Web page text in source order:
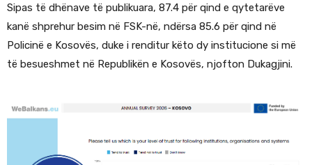
Sipas të dhënave të publikuara, 87.4 për qind e qytetarëve
kanë shprehur besim në FSK-në, ndërsa 85.6 për qind në
Policinë e Kosovës, duke i renditur këto dy institucione si më
të besueshmet në Republikën e Kosovës, njofton Dukagjini.